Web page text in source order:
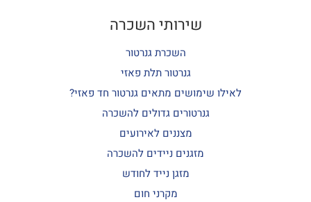
שירותי השכרה
השכרת גנרטור
גנרטור תלת פאזי
לאילו שימושים מתאים גנרטור חד פאזי?
גנרטורים גדולים להשכרה
מצננים לאירועים
מזגנים ניידים להשכרה
מזגן נייד לחודש
מקרני חום